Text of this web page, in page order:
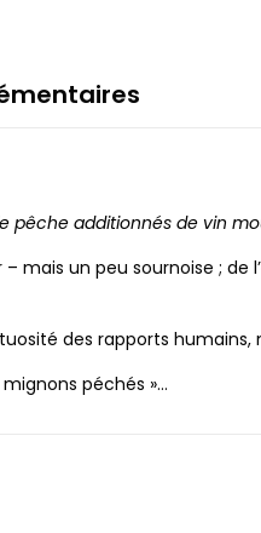
additionnés de vin
mais un peu sournoise ;
des rapports
mignons péchés »…